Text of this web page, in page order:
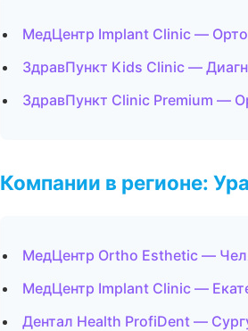
МедЦентр Implant Clinic —
ЗдравПункт Kids Clinic —
ЗдравПункт Clinic Premium —
Компании в регионе:
МедЦентр Ortho Esthetic —
МедЦентр Implant Clinic —
Дентал Health ProfiDent —